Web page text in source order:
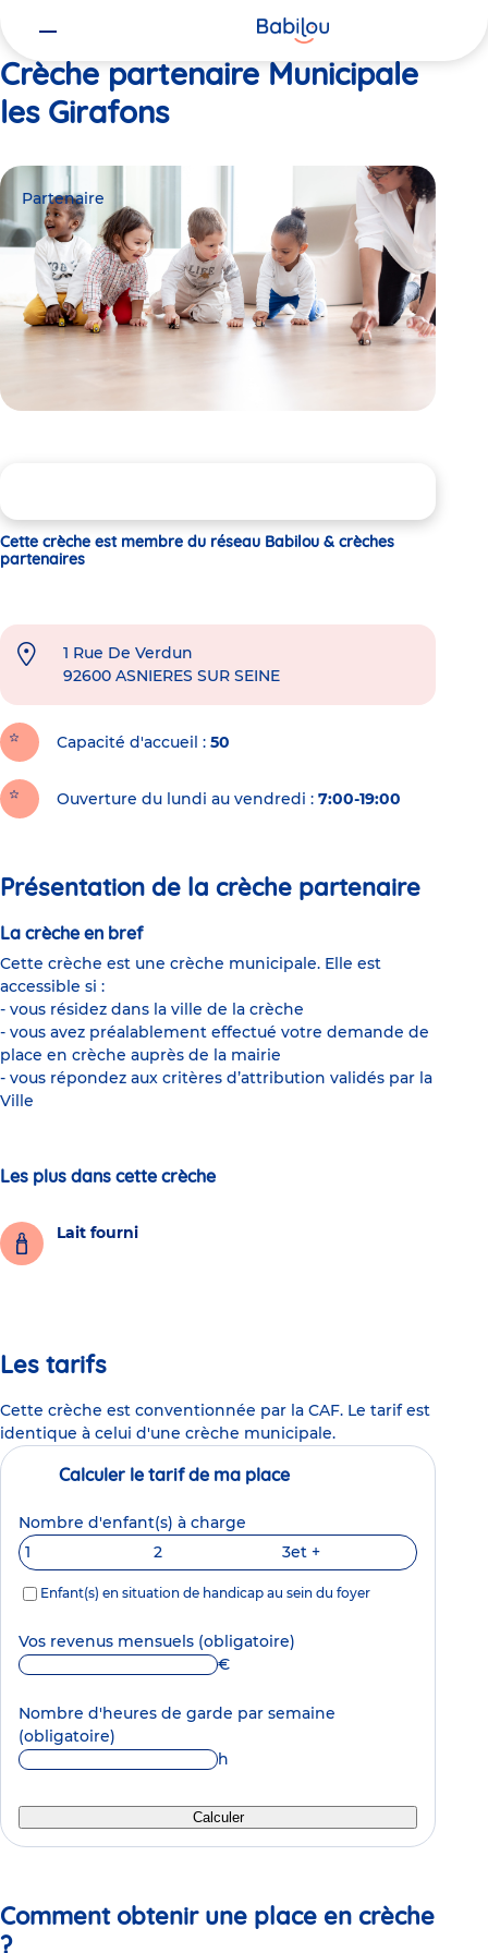
Crèche partenaire Municipale
les Girafons
Partenaire
Cette crèche est membre du réseau Babilou & crèches
partenaires
1 Rue De Verdun
92600 ASNIERES SUR SEINE
Capacité d'accueil 50
Ouverture du lundi au vendredi : 7:00-19:00
Présentation de la crèche partenaire
La crèche en bref
Cette crèche est une crèche municipale. Elle est
accessible si :
- vous résidez dans la ville de la crèche
- vous avez préalablement effectué votre demande de
place en crèche auprès de la mairie
- vous répondez aux critères d’attribution validés par la
Ville
Les plus dans cette crèche
Lait fourni
Les tarifs
Cette crèche est conventionnée par la CAF. Le tarif est
identique à celui d'une crèche municipale.
Calculer le tarif de ma place
Nombre d'enfant(s) à charge
1
2 3et +
Enfant(s) en situation de handicap au sein du foyer
Vos revenus mensuels (obligatoire)
€
Nombre d'heures de garde par semaine
(obligatoire)
h
Calculer
Comment obtenir une place en crèche
?